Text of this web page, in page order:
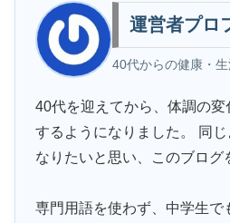
運営者プロ
40代からの健康・
40代を迎えてから、体調の
するようになりました。 同
なりたいと思い、このブログ
専門用語を使わず、中学生で